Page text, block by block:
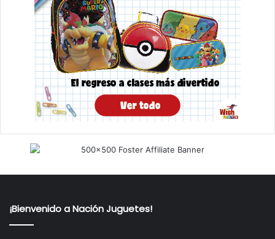
¡Bienvenido a Nación Juguetes!